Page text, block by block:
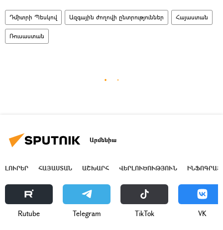
Դմիտրի Պեսկով Ազգային ժողովի ընտրություններ Հայաստան
Ռուսաստան
Արմենիա
ԼՈՒՐԵՐ ՀԱՅԱՍՏԱՆ ԱՇԽԱՐՀ ՎԵՐԼՈՒԾՈՒԹՅՈՒՆ
Rutube Telegram ТikТоk VK